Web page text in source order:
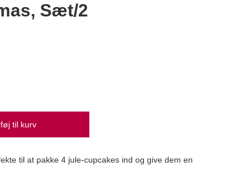
Sæt/2
til kurv
til at pakke 4 jule-cupcakes ind og give dem en